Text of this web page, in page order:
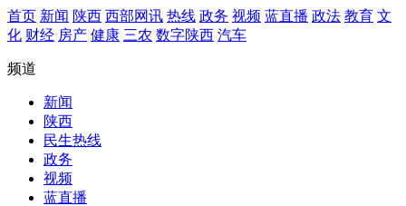
首页 新闻 陕西 西部网讯 热线 政务 视频 蓝直播 政法 教育 文
化 财经 房产 健康 三农 数字陕西 汽车
频道
新闻
陕西
民生热线
政务
视频
蓝直播